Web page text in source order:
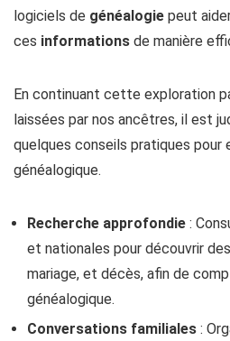
logiciels de généalogie peut
ces informations de manière
En continuant cette exploration
laissées par nos ancêtres, il est
quelques conseils pratiques pour
généalogique.
Recherche approfondie :
et nationales pour découvrir
mariage, et décès, afin de
généalogique.
Conversations familiales :